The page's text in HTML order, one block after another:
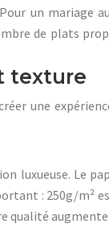
un mariage
de plats
texture
une
luxueuse. Le
: 250g/m²
qualité